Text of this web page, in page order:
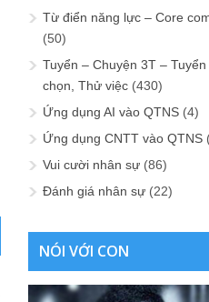
Từ điển năng lực – Core
(50)
Tuyển – Chuyện 3T –
chọn, Thử việc (430)
Ứng dụng AI vào QTNS (4)
Ứng dụng CNTT vào QTNS
Vui cười nhân sự (86)
Đánh giá nhân sự (22)
NÓI VỚI CON